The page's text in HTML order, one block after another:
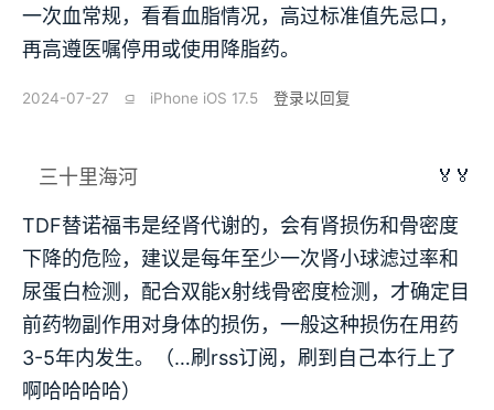
一次血常规，看看血脂情况，高过标准值先忌口，
再高遵医嘱停用或使用降脂药。
2024-07-27 ⫑ iPhone iOS 17.5 登录以回复
三十里海河 🏅🏅
TDF替诺福韦是经肾代谢的，会有肾损伤和骨密度
下降的危险，建议是每年至少一次肾小球滤过率和
尿蛋白检测，配合双能x射线骨密度检测，才确定目
前药物副作用对身体的损伤，一般这种损伤在用药
3-5年内发生。（…刷rss订阅，刷到自己本行上了
啊哈哈哈哈）